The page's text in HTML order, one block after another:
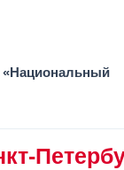
«Национальный